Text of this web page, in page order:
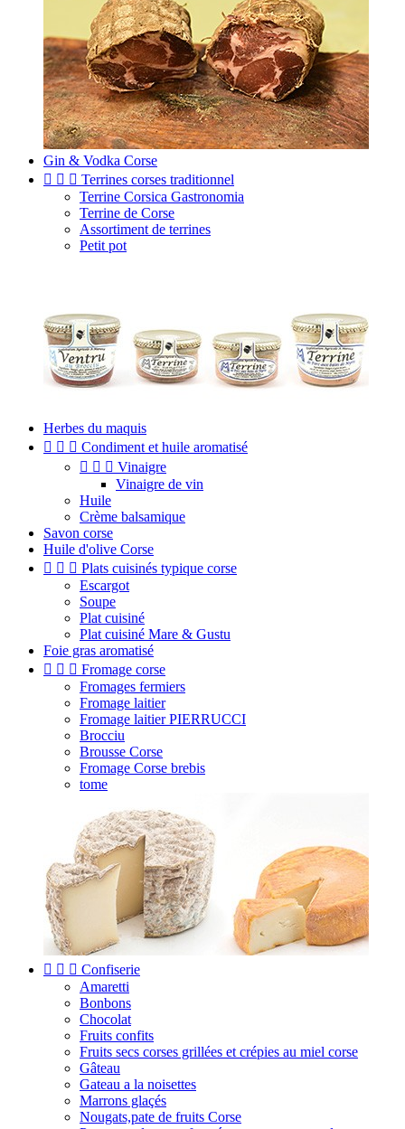
Gin & Vodka Corse
   Terrines corses traditionnel
Terrine Corsica Gastronomia
Terrine de Corse
Assortiment de terrines
Petit pot
Herbes du maquis
   Condiment et huile aromatisé
   Vinaigre
Vinaigre de vin
Huile
Crème balsamique
Savon corse
Huile d'olive Corse
   Plats cuisinés typique corse
Escargot
Soupe
Plat cuisiné
Plat cuisiné Mare & Gustu
Foie gras aromatisé
   Fromage corse
Fromages fermiers
Fromage laitier
Fromage laitier PIERRUCCI
Brocciu
Brousse Corse
Fromage Corse brebis
tome
   Confiserie
Amaretti
Bonbons
Chocolat
Fruits confits
Fruits secs corses grillées et crépies au miel corse
Gâteau
Gateau a la noisettes
Marrons glaçés
Nougats,pate de fruits Corse